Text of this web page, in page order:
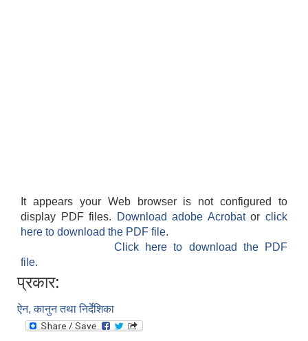
It appears your Web browser is not configured to
display PDF files.
Download adobe Acrobatorclick
here to download the PDF file.
Click here to download the PDF
file.
प्रकार:
ऐन, कानुन तथा निर्देशिका